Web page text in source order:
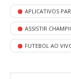
APLICATIVOS
ASSISTIR
FUTEBOL AO